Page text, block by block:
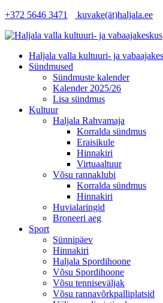
+372 5646 3471 kuvake(ät)haljala.ee
Haljala valla kultuuri- ja
Sündmused
Sündmuste kalender
Kalender 2025/26
Lisa sündmus
Kultuur
Haljala Rahvamaja
Korralda sündmus
Eraisikule
Hinnakiri
Virtuaaltuur
Võsu rannaklubi
Korralda sündmus
Hinnakiri
Huvialaringid
Broneeri aeg
Sport
Sünnipäev
Hinnakiri
Haljala Spordihoone
Võsu Spordihoone
Võsu tenniseväljak
Võsu rannavõrkpalliplatsid